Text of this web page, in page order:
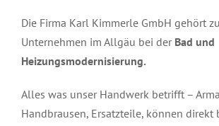
Die Firma Karl Kimmerle GmbH gehört
Unternehmen im Allgäu bei der Bad und
Heizungsmodernisierung.
Alles was unser Handwerk betrifft –
Handbrausen, Ersatzteile, können direkt